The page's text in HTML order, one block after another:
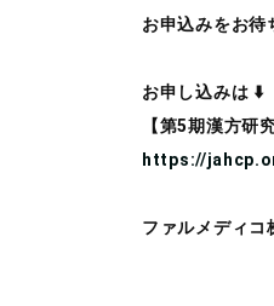
お申込みをお待
お申し込みは ⬇️
【第5期漢方研
https://
ファルメディ